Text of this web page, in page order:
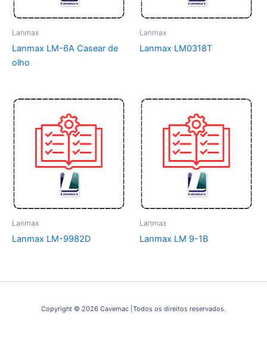
Lanmax
Lanmax LM-6A Casear de
olho
Lanmax
Lanmax LM0318T
Lanmax
Lanmax LM-9982D
Lanmax
Lanmax LM 9-1B
Copyright © 2026 Cavemac |Todos os direitos reservados.